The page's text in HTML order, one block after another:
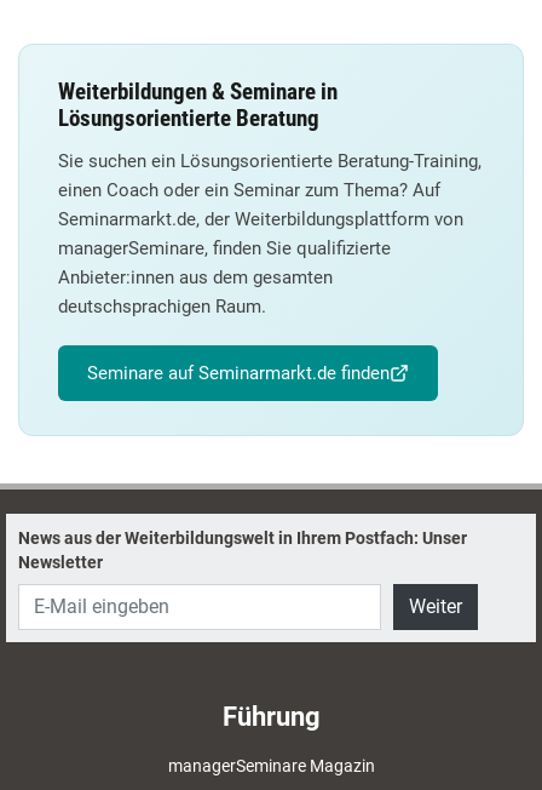
Weiterbildungen & Seminare in
Lösungsorientierte Beratung
Sie suchen ein Lösungsorientierte Beratung-Training,
einen Coach oder ein Seminar zum Thema? Auf
Seminarmarkt.de, der Weiterbildungsplattform von
managerSeminare, finden Sie qualifizierte
Anbieter:innen aus dem gesamten
deutschsprachigen Raum.
Seminare auf Seminarmarkt.de finden
News aus der Weiterbildungswelt in Ihrem Postfach: Unser
Newsletter
Weiter
Führung
managerSeminare Magazin